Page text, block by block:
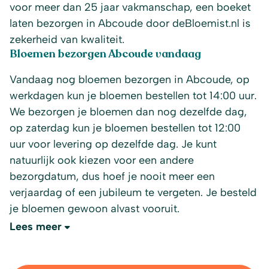
voor meer dan 25 jaar vakmanschap, een boeket
laten bezorgen in Abcoude door deBloemist.nl is
zekerheid van kwaliteit.
Bloemen bezorgen Abcoude vandaag
Vandaag nog bloemen bezorgen in Abcoude, op
werkdagen kun je bloemen bestellen tot 14:00 uur.
We bezorgen je bloemen dan nog dezelfde dag,
op zaterdag kun je bloemen bestellen tot 12:00
uur voor levering op dezelfde dag. Je kunt
natuurlijk ook kiezen voor een andere
bezorgdatum, dus hoef je nooit meer een
verjaardag of een jubileum te vergeten. Je besteld
je bloemen gewoon alvast vooruit.
Lees meer